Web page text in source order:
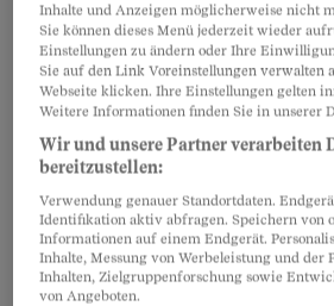
Klinische Forschung am
gestellt bekommt, wenn er
Patienten eine noch nicht
im Rahmen einer Studie als
vorschlägt. «Manche
haben ein ganz schlimmes Bild
medizinischen Studien. Sie
den Ärzten und Ärztinnen
erzählt Cantoni.
Inhalte und Anzeigen möglicherweise nicht
Sie können dieses Menü jederzeit wieder
Einstellungen zu ändern oder Ihre
Sie auf den Link Voreinstellungen verwalten
Webseite klicken. Ihre Einstellungen gelten
Weitere Informationen finden Sie in unserer
Wir und unsere Partner verarbeiten
bereitzustellen:
Verwendung genauer Standortdaten.
Identifikation aktiv abfragen. Speichern von
Informationen auf einem Endgerät.
Inhalte, Messung von Werbeleistung und der
Inhalten, Zielgruppenforschung sowie
von Angeboten.